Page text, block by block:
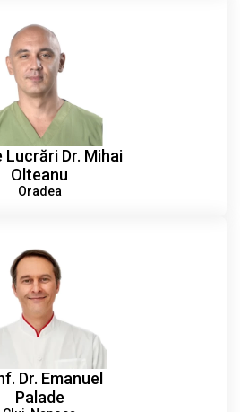
Lucrări Dr. Mihai
Olteanu
Oradea
Dr. Emanuel
Palade